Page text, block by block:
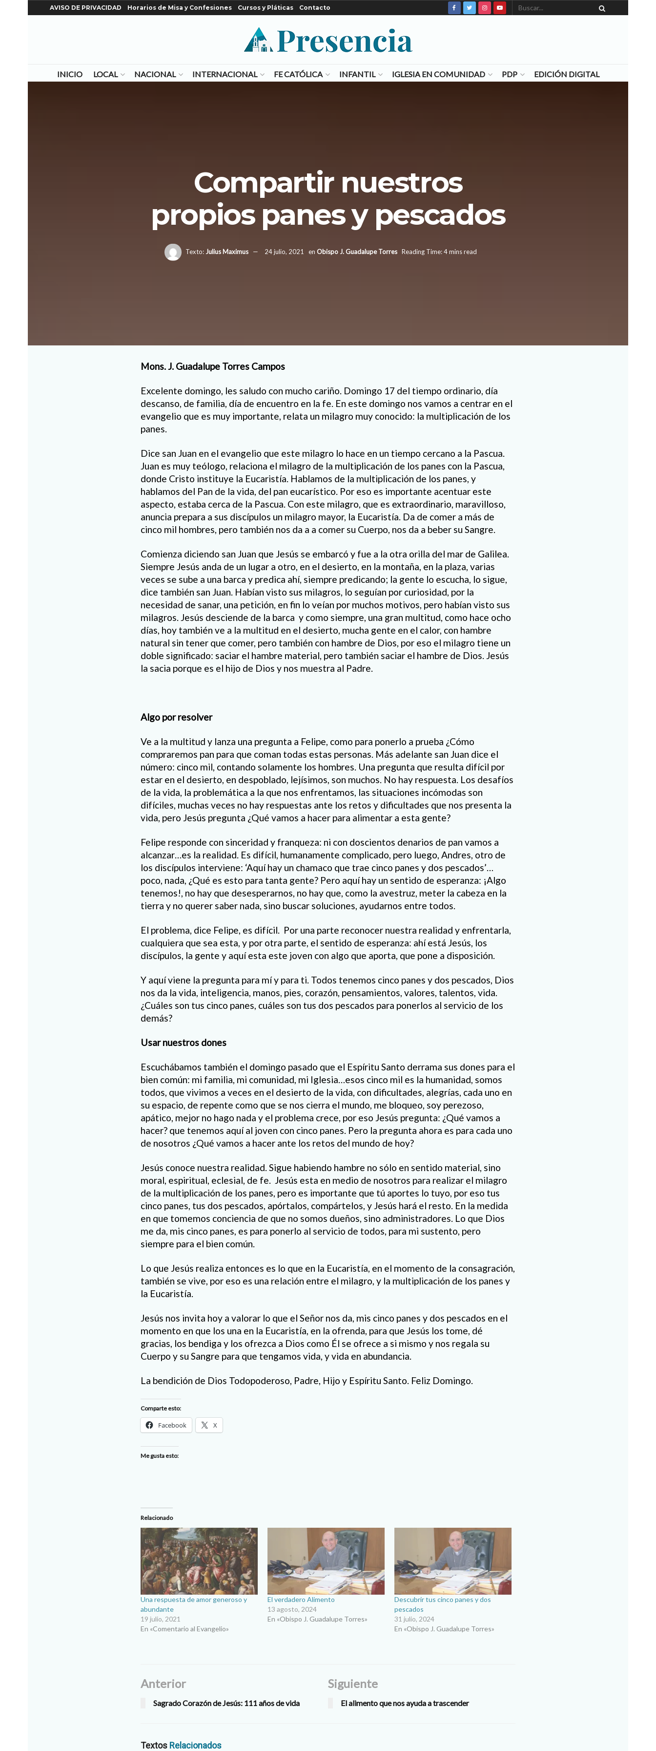
AVISO DE PRIVACIDAD Horarios de Misa y Confesiones Cursos y Pláticas Contacto
INICIO LOCAL NACIONAL INTERNACIONAL FE CATÓLICA INFANTIL IGLESIA EN COMUNIDAD PDP EDICIÓN DIGITAL
Compartir nuestros
propios panes y pescados
Texto: Julius Maximus 24 julio, 2021 en Obispo J. Guadalupe Torres Reading Time: 4 mins read
Mons. J. Guadalupe Torres Campos
Excelente domingo, les saludo con mucho cariño. Domingo 17 del tiempo ordinario, día
descanso, de familia, día de encuentro en la fe. En este domingo nos vamos a centrar en el
evangelio que es muy importante, relata un milagro muy conocido: la multiplicación de los
panes.
Dice san Juan en el evangelio que este milagro lo hace en un tiempo cercano a la Pascua.
Juan es muy teólogo, relaciona el milagro de la multiplicación de los panes con la Pascua,
donde Cristo instituye la Eucaristía. Hablamos de la multiplicación de los panes, y
hablamos del Pan de la vida, del pan eucarístico. Por eso es importante acentuar este
aspecto, estaba cerca de la Pascua. Con este milagro, que es extraordinario, maravilloso,
anuncia prepara a sus discípulos un milagro mayor, la Eucaristía. Da de comer a más de
cinco mil hombres, pero también nos da a a comer su Cuerpo, nos da a beber su Sangre.
Comienza diciendo san Juan que Jesús se embarcó y fue a la otra orilla del mar de Galilea.
Siempre Jesús anda de un lugar a otro, en el desierto, en la montaña, en la plaza, varias
veces se sube a una barca y predica ahí, siempre predicando; la gente lo escucha, lo sigue,
dice también san Juan. Habían visto sus milagros, lo seguían por curiosidad, por la
necesidad de sanar, una petición, en fin lo veían por muchos motivos, pero habían visto sus
milagros. Jesús desciende de la barca y como siempre, una gran multitud, como hace ocho
días, hoy también ve a la multitud en el desierto, mucha gente en el calor, con hambre
natural sin tener que comer, pero también con hambre de Dios, por eso el milagro tiene un
doble significado: saciar el hambre material, pero también saciar el hambre de Dios. Jesús
la sacia porque es el hijo de Dios y nos muestra al Padre.
Algo por resolver
Ve a la multitud y lanza una pregunta a Felipe, como para ponerlo a prueba ¿Cómo
compraremos pan para que coman todas estas personas. Más adelante san Juan dice el
número: cinco mil, contando solamente los hombres. Una pregunta que resulta difícil por
estar en el desierto, en despoblado, lejísimos, son muchos. No hay respuesta. Los desafíos
de la vida, la problemática a la que nos enfrentamos, las situaciones incómodas son
difíciles, muchas veces no hay respuestas ante los retos y dificultades que nos presenta la
vida, pero Jesús pregunta ¿Qué vamos a hacer para alimentar a esta gente?
Felipe responde con sinceridad y franqueza: ni con doscientos denarios de pan vamos a
alcanzar…es la realidad. Es difícil, humanamente complicado, pero luego, Andres, otro de
los discípulos interviene: ‘Aquí hay un chamaco que trae cinco panes y dos pescados’…
poco, nada, ¿Qué es esto para tanta gente? Pero aquí hay un sentido de esperanza: ¡Algo
tenemos!, no hay que desesperarnos, no hay que, como la avestruz, meter la cabeza en la
tierra y no querer saber nada, sino buscar soluciones, ayudarnos entre todos.
El problema, dice Felipe, es difícil. Por una parte reconocer nuestra realidad y enfrentarla,
cualquiera que sea esta, y por otra parte, el sentido de esperanza: ahí está Jesús, los
discípulos, la gente y aquí esta este joven con algo que aporta, que pone a disposición.
Y aquí viene la pregunta para mí y para ti. Todos tenemos cinco panes y dos pescados, Dios
nos da la vida, inteligencia, manos, pies, corazón, pensamientos, valores, talentos, vida.
¿Cuáles son tus cinco panes, cuáles son tus dos pescados para ponerlos al servicio de los
demás?
Usar nuestros dones
Escuchábamos también el domingo pasado que el Espíritu Santo derrama sus dones para el
bien común: mi familia, mi comunidad, mi Iglesia…esos cinco mil es la humanidad, somos
todos, que vivimos a veces en el desierto de la vida, con dificultades, alegrías, cada uno en
su espacio, de repente como que se nos cierra el mundo, me bloqueo, soy perezoso,
apático, mejor no hago nada y el problema crece, por eso Jesús pregunta: ¿Qué vamos a
hacer? que tenemos aquí al joven con cinco panes. Pero la pregunta ahora es para cada uno
de nosotros ¿Qué vamos a hacer ante los retos del mundo de hoy?
Jesús conoce nuestra realidad. Sigue habiendo hambre no sólo en sentido material, sino
moral, espiritual, eclesial, de fe. Jesús esta en medio de nosotros para realizar el milagro
de la multiplicación de los panes, pero es importante que tú aportes lo tuyo, por eso tus
cinco panes, tus dos pescados, apórtalos, compártelos, y Jesús hará el resto. En la medida
en que tomemos conciencia de que no somos dueños, sino administradores. Lo que Dios
me da, mis cinco panes, es para ponerlo al servicio de todos, para mi sustento, pero
siempre para el bien común.
Lo que Jesús realiza entonces es lo que en la Eucaristía, en el momento de la consagración,
también se vive, por eso es una relación entre el milagro, y la multiplicación de los panes y
la Eucaristía.
Jesús nos invita hoy a valorar lo que el Señor nos da, mis cinco panes y dos pescados en el
momento en que los una en la Eucaristía, en la ofrenda, para que Jesús los tome, dé
gracias, los bendiga y los ofrezca a Dios como Él se ofrece a si mismo y nos regala su
Cuerpo y su Sangre para que tengamos vida, y vida en abundancia.
La bendición de Dios Todopoderoso, Padre, Hijo y Espíritu Santo. Feliz Domingo.
Comparte esto:
Facebook X
Me gusta esto:
Relacionado
Una respuesta de amor generoso y
abundante
19 julio, 2021
En «Comentario al Evangelio»
El verdadero Alimento
13 agosto, 2024
En «Obispo J. Guadalupe Torres»
Descubrir tus cinco panes y dos
pescados
31 julio, 2024
En «Obispo J. Guadalupe Torres»
Anterior
Sagrado Corazón de Jesús: 111 años de vida
Siguiente
El alimento que nos ayuda a trascender
Textos Relacionados